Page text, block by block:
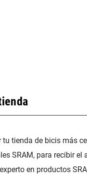
tienda de bicis más
SRAM, para recibir el
en productos